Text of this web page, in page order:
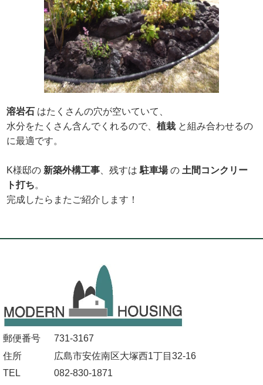
溶岩石 はたくさんの穴が空いていて、
水分をたくさん含んでくれるので、植栽 と組み合わせるの
に最適です。
K様邸の 新築外構工事 、残すは駐車場の 土間コンクリー
ト打ち。
完成したらまたご紹介します！
郵便番号
731-3167
住所
広島市安佐南区大塚西1丁目32-16
TEL
082-830-1871